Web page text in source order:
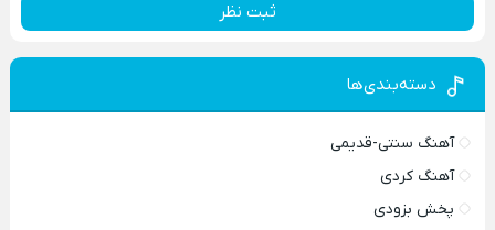
ثبت نظر
دسته‌بندی‌ها
آهنگ سنتی-قدیمی
آهنگ کردی
پخش بزودی